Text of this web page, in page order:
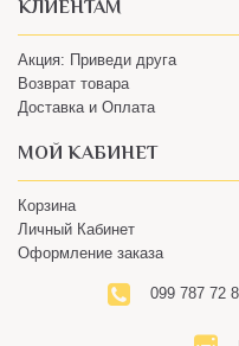
Доставка и Оплата
МОЙ КАБИНЕТ
Оформление заказа
099 787 72 87